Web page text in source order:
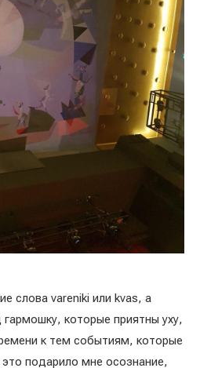
слова vareniki или kvas, а
гармошку, которые приятны уху,
к тем событиям, которые
подарило мне осознание,